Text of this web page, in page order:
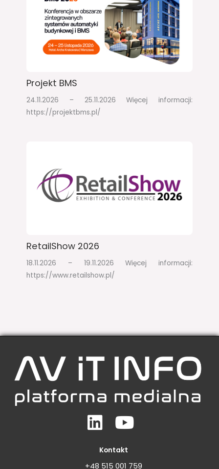
Projekt BMS
24.11.2026 – 25.11.2026​ Więcej informacji:
https://projektbms.pl/
RetailShow 2026​
18.11.2026 – 19.11.2026​ Więcej informacji:
https://www.retailshow.pl/
LinkedinYoutube
Kontakt
+48 515 001 759